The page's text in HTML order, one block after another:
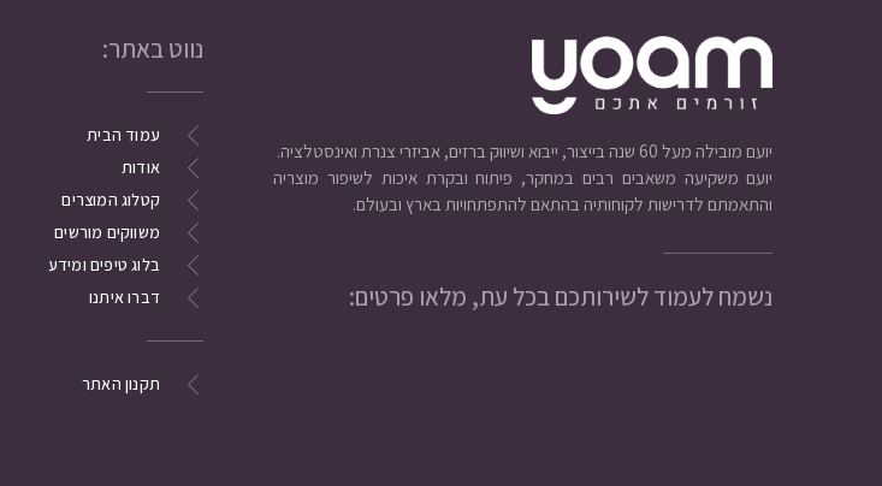
יועם מובילה מעל 60 שנה בייצור, ייבוא ושיווק ברזים, אביזרי צנרת ואינסטלציה.
יועם משקיעה משאבים רבים במחקר, פיתוח ובקרת איכות לשיפור מוצריה
והתאמתם לדרישות לקוחותיה בהתאם להתפתחויות בארץ ובעולם.
נשמח לעמוד לשירותכם בכל עת, מלאו פרטים:
נווט באתר:
עמוד הבית
אודות
קטלוג המוצרים
משווקים מורשים
בלוג טיפים ומידע
דברו איתנו
תקנון האתר